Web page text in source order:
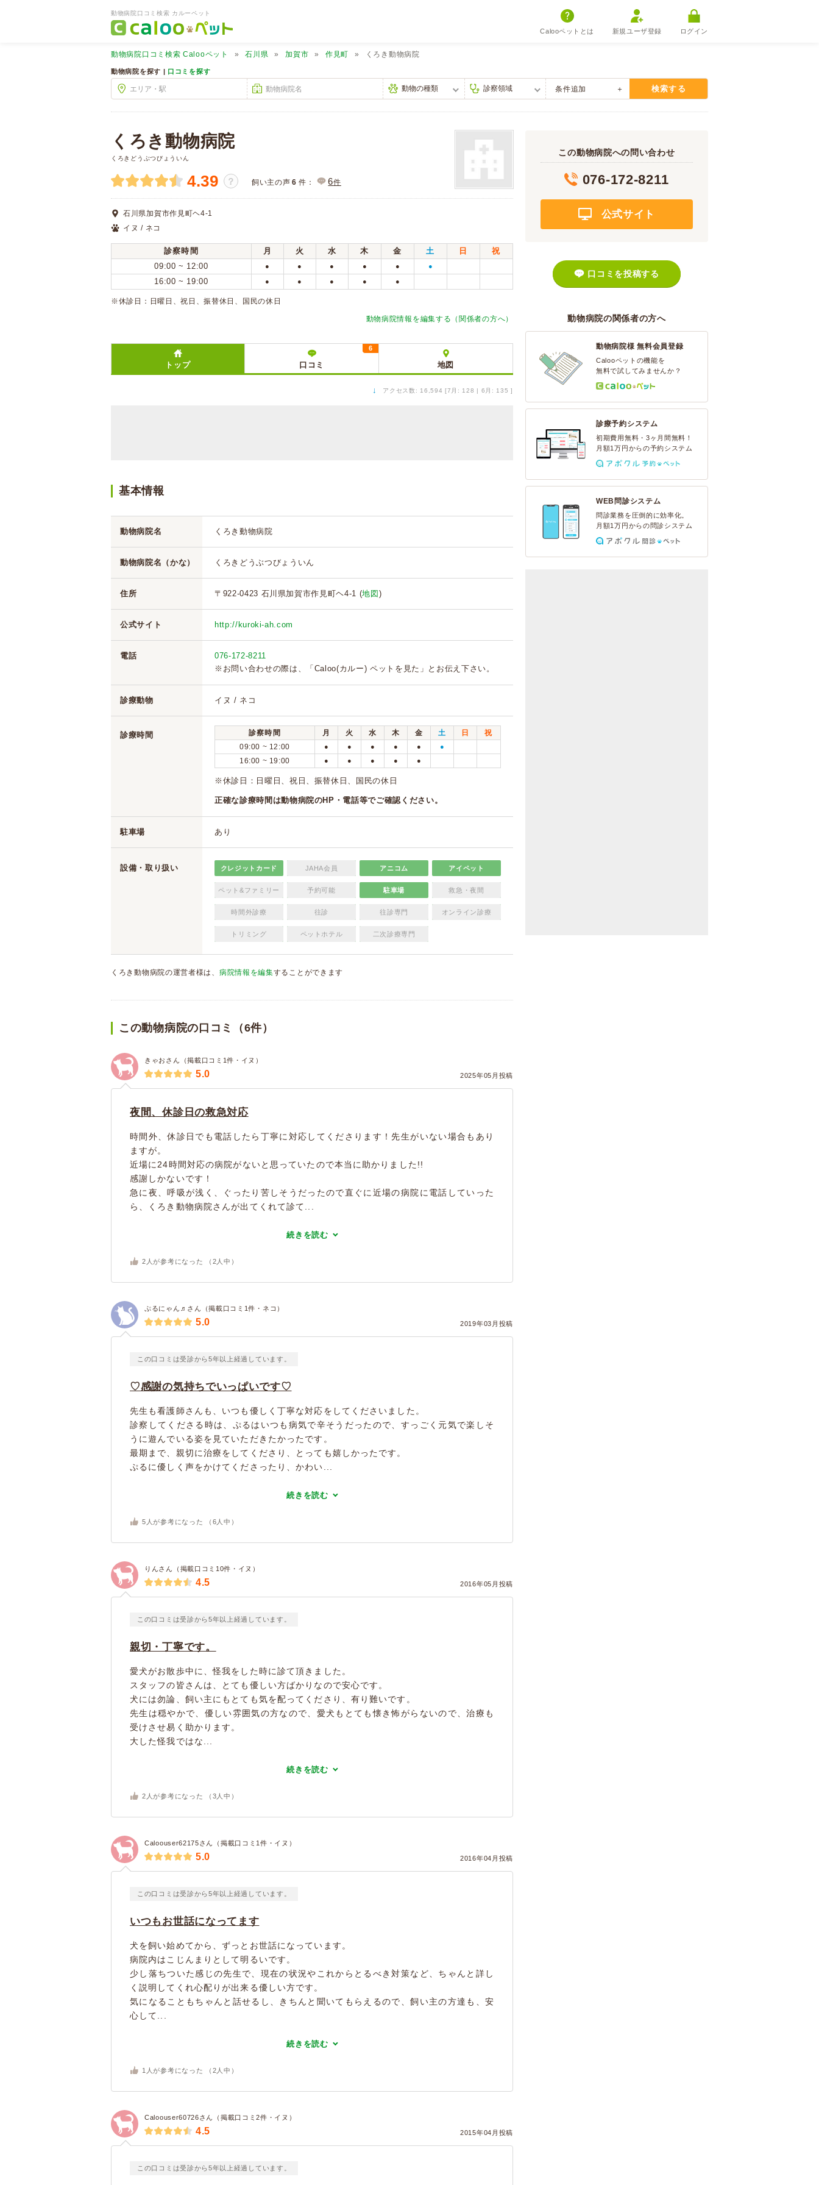
動物病院口コミ検索 カルーペット
Calooペットとは 新規ユーザ登録 ログイン
動物病院口コミ検索 Calooペット 石川県 加賀市 作見町 くろき動物病院
動物病院を探す | 口コミを探す
条件追加 検索する
くろき動物病院
くろきどうぶつびょういん
4.39 ？ 飼い主の声 6 件： 6件
石川県加賀市作見町ヘ4-1
イヌ / ネコ
診察時間 月 火 水 木 金 土 日
祝
09:00 ~ 12:00
● ● ● ● ● ●
16:00 ~ 19:00 ● ● ● ● ●
※休診日：日曜日、祝日、振替休日、国民の休日
動物病院情報を編集する（関係者の方へ）
トップ 口コミ
6
地図
↓ アクセス数: 16,594 [7月: 128 | 6月: 135 ]
基本情報
動物病院名 くろき動物病院
動物病院名（かな） くろきどうぶつびょういん
住所 〒922-0423 石川県加賀市作見町ヘ4-1 (地図 )
公式サイト http://kuroki-ah.com
電話
076-172-8211
※お問い合わせの際は、「Caloo(カルー) ペットを見た」とお伝え下さい。
診療動物 イヌ / ネコ
診療時間 診察時間 月 火 水 木 金 土 日
祝
09:00 ~ 12:00
● ● ● ● ● ●
16:00 ~ 19:00 ● ● ● ● ●
※休診日：日曜日、祝日、振替休日、国民の休日
正確な診療時間は動物病院のHP・電話等でご確認ください。
駐車場 あり
設備・取り扱い クレジットカード JAHA会員 アニコム アイペット
ペット&ファミリー 予約可能 駐車場 救急・夜間
時間外診療 往診 往診専門 オンライン診療
トリミング ペットホテル 二次診療専門
くろき動物病院の運営者様は、 病院情報を編集することができます
この動物病院の口コミ（6件）
きゃおさん（掲載口コミ1件・イヌ）
2025年05月投稿
5.0
夜間、休診日の救急対応
時間外、休診日でも電話したら丁寧に対応してくださります！先生がいない場合もあり
ますが。
近場に24時間対応の病院がないと思っていたので本当に助かりました!!
感謝しかないです！
急に夜、呼吸が浅く、ぐったり苦しそうだったので直ぐに近場の病院に電話していった
ら、くろき動物病院さんが出てくれて診て...
続きを読む
2 人が参考になった （ 2 人中）
ぷるにゃん♬さん（掲載口コミ1件・ネコ）
2019年03月投稿
5.0
この口コミは受診から5年以上経過しています。
♡感謝の気持ちでいっぱいです♡
先生も看護師さんも、いつも優しく丁寧な対応をしてくださいました。
診察してくださる時は、ぷるはいつも病気で辛そうだったので、すっごく元気で楽しそ
うに遊んでいる姿を見ていただきたかったです。
最期まで、親切に治療をしてくださり、とっても嬉しかったです。
ぷるに優しく声をかけてくださったり、かわい...
続きを読む
5 人が参考になった （ 6 人中）
りんさん（掲載口コミ10件・イヌ）
2016年05月投稿
4.5
この口コミは受診から5年以上経過しています。
親切・丁寧です。
愛犬がお散歩中に、怪我をした時に診て頂きました。
スタッフの皆さんは、とても優しい方ばかりなので安心です。
犬には勿論、飼い主にもとても気を配ってくださり、有り難いです。
先生は穏やかで、優しい雰囲気の方なので、愛犬もとても懐き怖がらないので、治療も
受けさせ易く助かります。
大した怪我ではな...
続きを読む
2 人が参考になった （ 3 人中）
Caloouser62175さん（掲載口コミ1件・イヌ）
2016年04月投稿
5.0
この口コミは受診から5年以上経過しています。
いつもお世話になってます
犬を飼い始めてから、ずっとお世話になっています。
病院内はこじんまりとして明るいです。
少し落ちついた感じの先生で、現在の状況やこれからとるべき対策など、ちゃんと詳し
く説明してくれ心配りが出来る優しい方です。
気になることもちゃんと話せるし、きちんと聞いてもらえるので、飼い主の方達も、安
心して...
続きを読む
1 人が参考になった （ 2 人中）
Caloouser60726さん（掲載口コミ2件・イヌ）
2015年04月投稿
4.5
この口コミは受診から5年以上経過しています。
この動物病院への問い合わせ
076-172-8211
公式サイト
口コミを投稿する
動物病院の関係者の方へ
動物病院様 無料会員登録
Calooペットの機能を
無料で試してみませんか？
診療予約システム
初期費用無料・3ヶ月間無料！
月額1万円からの予約システム
WEB問診システム
問診業務を圧倒的に効率化。
月額1万円からの問診システム